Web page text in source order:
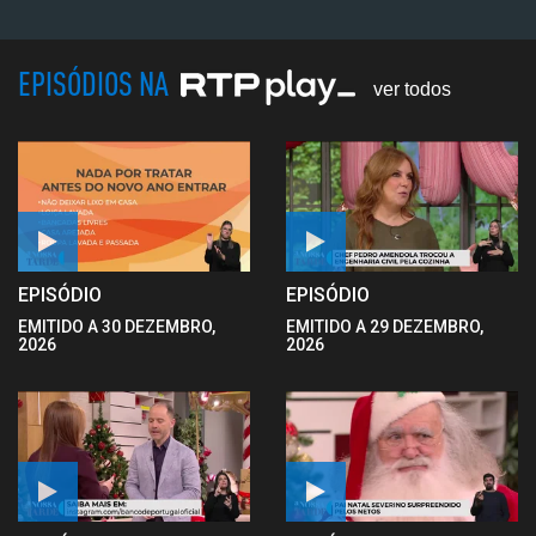
EPISÓDIOS NA ver todos
EPISÓDIO
EMITIDO A 30 DEZEMBRO,
2026
EPISÓDIO
EMITIDO A 29 DEZEMBRO,
2026